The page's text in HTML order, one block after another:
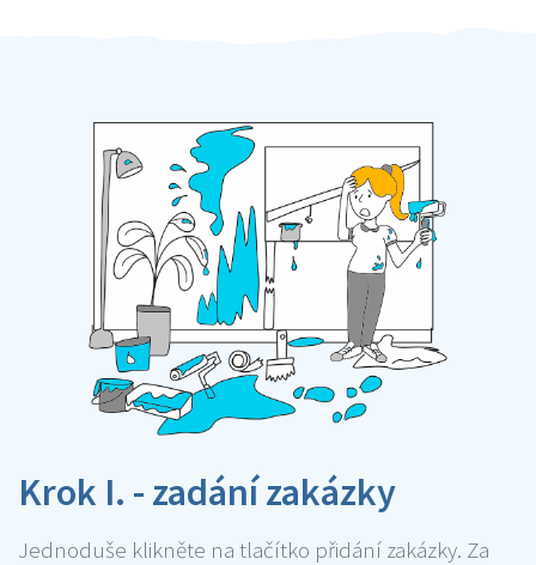
Krok I. - zadání zakázky
Jednoduše klikněte na tlačítko přidání zakázky. Za